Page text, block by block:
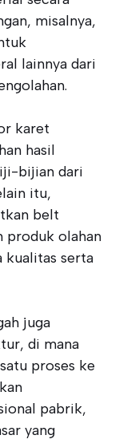
misalnya,
lainnya dari
karet
hasil
bijian dari
itu,
belt
produk olahan
kualitas serta
juga
di mana
proses ke
pabrik,
yang